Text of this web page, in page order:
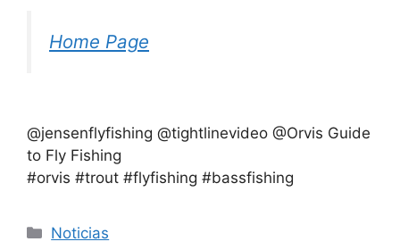
Home Page
@jensenflyfishing @tightlinevideo @Orvis Guide
to Fly Fishing
#orvis #trout #flyfishing #bassfishing
Categorías
Noticias